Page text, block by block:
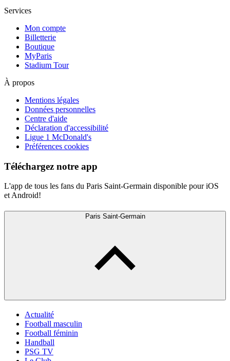
Services
Mon compte
Billetterie
Boutique
MyParis
Stadium Tour
À propos
Mentions légales
Données personnelles
Centre d'aide
Déclaration d'accessibilité
Ligue 1 McDonald's
Préférences cookies
Téléchargez notre app
L'app de tous les fans du Paris Saint-Germain disponible pour iOS
et Android!
Paris Saint-Germain
Actualité
Football masculin
Football féminin
Handball
PSG TV